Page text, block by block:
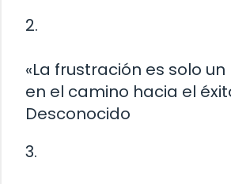
2.
«La frustración es solo
en el camino hacia el
Desconocido
3.